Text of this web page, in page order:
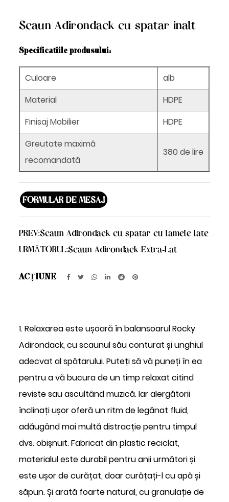
Scaun Adirondack cu spatar inalt
Specificatiile produsului:
Culoare
alb
Material
HDPE
Finisaj Mobilier
HDPE
Greutate maximă
recomandată
380 de lire
FORMULAR DE MESAJ
PREV:Scaun Adirondack cu spatar cu lamele late
URMĂTORUL:Scaun Adirondack Extra-Lat
ACȚIUNE
1. Relaxarea este ușoară în balansoarul Rocky
Adirondack, cu scaunul său conturat și unghiul
adecvat al spătarului. Puteți să vă puneți în ea
pentru a vă bucura de un timp relaxat citind
reviste sau ascultând muzică. Iar alergătorii
înclinați ușor oferă un ritm de legănat fluid,
adăugând mai multă distracție pentru timpul
dvs. obișnuit. Fabricat din plastic reciclat,
materialul este durabil pentru anii următori și
este ușor de curățat, doar curățați-l cu apă și
săpun. Și arată foarte natural, cu granulație de